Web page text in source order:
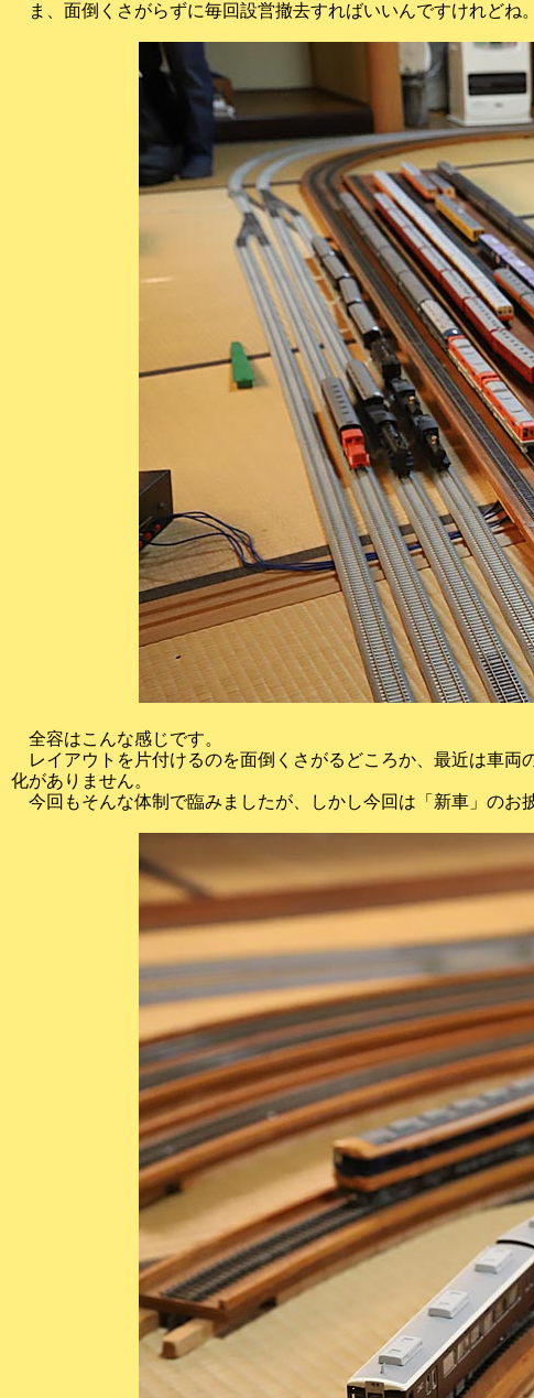
ま、面倒くさがらずに毎回設営撤去すればいいんですけれど
全容はこんな感じです。
レイアウトを片付けるのを面倒くさがるどころか、最近は車両
化がありません。
今回もそんな体制で臨みましたが、しかし今回は「新車」の